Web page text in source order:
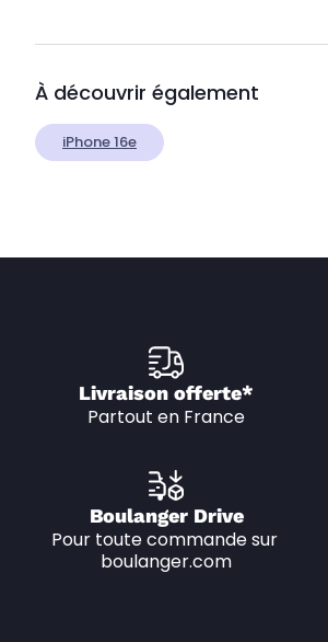
À découvrir également
iPhone 16e
Livraison offerte*
Partout en France
Boulanger Drive
Pour toute commande sur
boulanger.com